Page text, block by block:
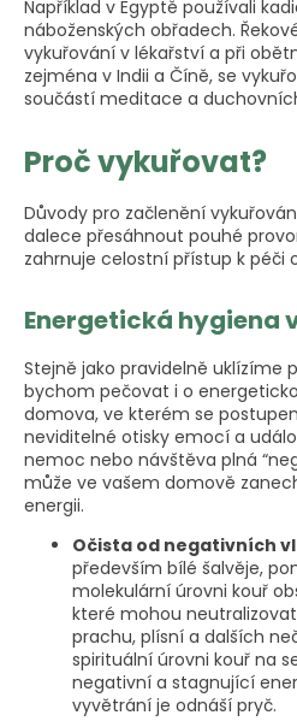
Například v Egyptě používali
náboženských obřadech.
vykuřování v lékařství a při
zejména v Indii a Číně, se
součástí meditace a
Proč vykuřovat?
Důvody pro začlenění
dalece přesáhnout pouhé
zahrnuje celostní přístup k péči
Energetická hygiena
Stejně jako pravidelně uklízíme
bychom pečovat i o
domova, ve kterém se
neviditelné otisky emocí a
nemoc nebo návštěva plná
může ve vašem domově
energii.
Očista od negativních
především bílé šalvěje,
molekulární úrovni kouř
které mohou
prachu, plísní a dalších
spirituální úrovni kouř na
negativní a stagnující
vyvětrání je odnáší pryč.